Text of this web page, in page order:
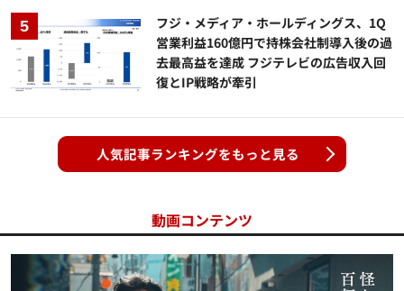
フジ・メディア・ホールディングス、1Q
営業利益160億円で持株会社制導入後の過
去最高益を達成 フジテレビの広告収入回
復とIP戦略が牽引
人気記事ランキングをもっと見る
動画コンテンツ